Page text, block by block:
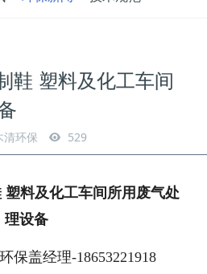
鞋 塑料及化工车间
清环保 529
料及化工车间所用废气处
理设备
保盖经理-18653221918